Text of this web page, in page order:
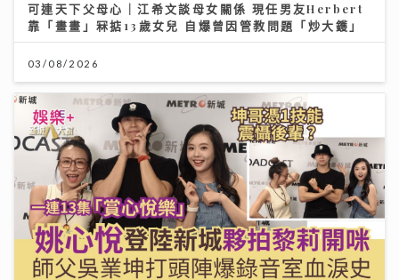
可連天下父母心｜江希文談母女關係 現任男友Herbert
靠「畫畫」冧掂13歲女兒 自爆曾因管教問題「炒大鑊」
03/08/2026